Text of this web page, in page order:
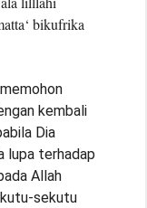
bikufrika
kembali
Dia
lupa terhadap
Allah
sekutu